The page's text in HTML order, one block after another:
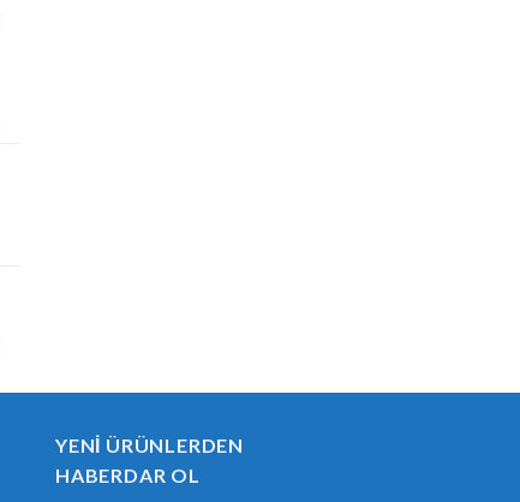
YENI ÜRÜNLERDEN
HABERDAR OL